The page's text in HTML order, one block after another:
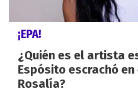
¡EPA!
¿Quién es el artista
Espósito escrachó
Rosalía?